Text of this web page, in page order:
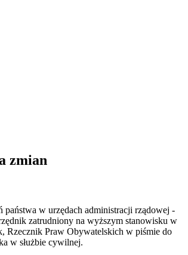
zmian
państwa w urzędach administracji rządowej -
zatrudniony na wyższym stanowisku w
Rzecznik Praw Obywatelskich w piśmie do
w służbie cywilnej.